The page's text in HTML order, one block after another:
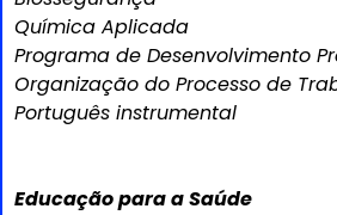
Química Aplicada
Programa de Desenvolvimento
Organização do Processo de
Português instrumental
Educação para a Saúde